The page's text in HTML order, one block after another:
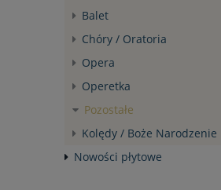
Balet
Chóry / Oratoria
Opera
Operetka
Pozostałe
Kolędy / Boże Narodzenie
Nowości płytowe